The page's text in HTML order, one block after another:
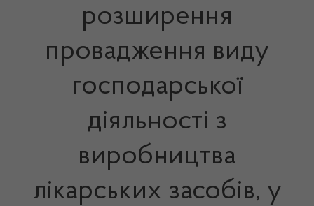
розширення
провадження виду
господарської
діяльності з
виробництва
лікарських засобів, у